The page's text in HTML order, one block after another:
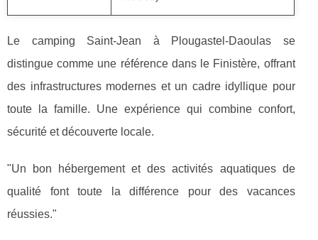
Le camping Saint-Jean à Plougastel-Daoulas se
distingue comme une référence dans le Finistère, offrant
des infrastructures modernes et un cadre idyllique pour
toute la famille. Une expérience qui combine confort,
sécurité et découverte locale.
"Un bon hébergement et des activités aquatiques de
qualité font toute la différence pour des vacances
réussies."